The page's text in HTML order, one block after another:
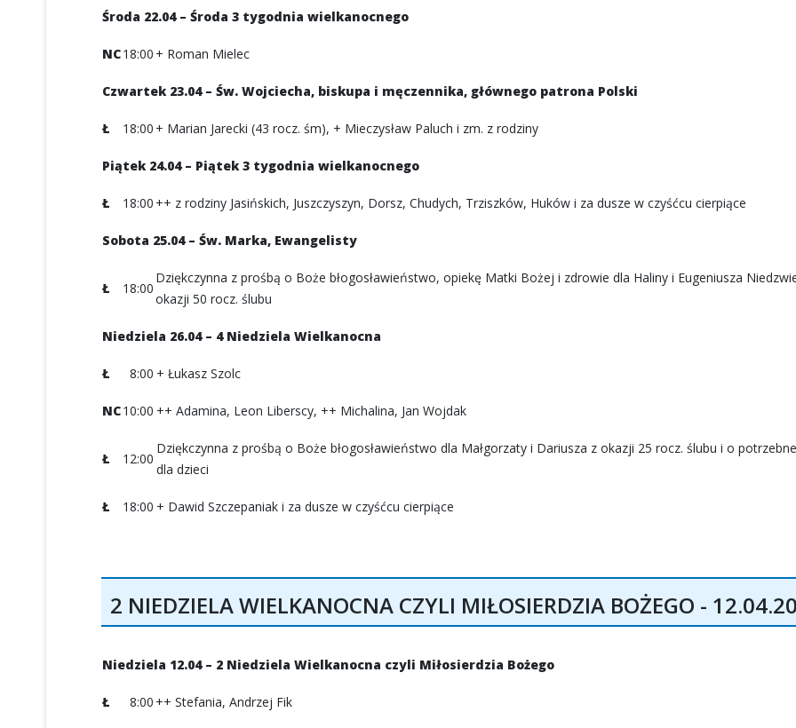
Środa 22.04 – Środa 3 tygodnia wielkanocnego
NC18:00 + Roman Mielec
Czwartek 23.04 – Św. Wojciecha, biskupa i męczennika, głównego patrona Polski
Ł 18:00 + Marian Jarecki (43 rocz. śm), + Mieczysław Paluch i zm. z rodziny
Piątek 24.04 – Piątek 3 tygodnia wielkanocnego
Ł 18:00 ++ z rodziny Jasińskich, Juszczyszyn, Dorsz, Chudych, Trziszków, Huków i za dusze w czyśćcu cierpiące
Sobota 25.04 – Św. Marka, Ewangelisty
Ł 18:00
Dziękczynna z prośbą o Boże błogosławieństwo, opiekę Matki Bożej i zdrowie dla Haliny i Eugeniusza
okazji 50 rocz. ślubu
Niedziela 26.04 – 4 Niedziela Wielkanocna
Ł 8:00 + Łukasz Szolc
NC10:00 ++ Adamina, Leon Liberscy, ++ Michalina, Jan Wojdak
Ł 12:00
Dziękczynna z prośbą o Boże błogosławieństwo dla Małgorzaty i Dariusza z okazji 25 rocz. ślubu i o potrzebne
dla dzieci
Ł 18:00 + Dawid Szczepaniak i za dusze w czyśćcu cierpiące
2 NIEDZIELA WIELKANOCNA CZYLI MIŁOSIERDZIA BOŻEGO -
Niedziela 12.04 – 2 Niedziela Wielkanocna czyli Miłosierdzia Bożego
Ł 8:00 ++ Stefania, Andrzej Fik